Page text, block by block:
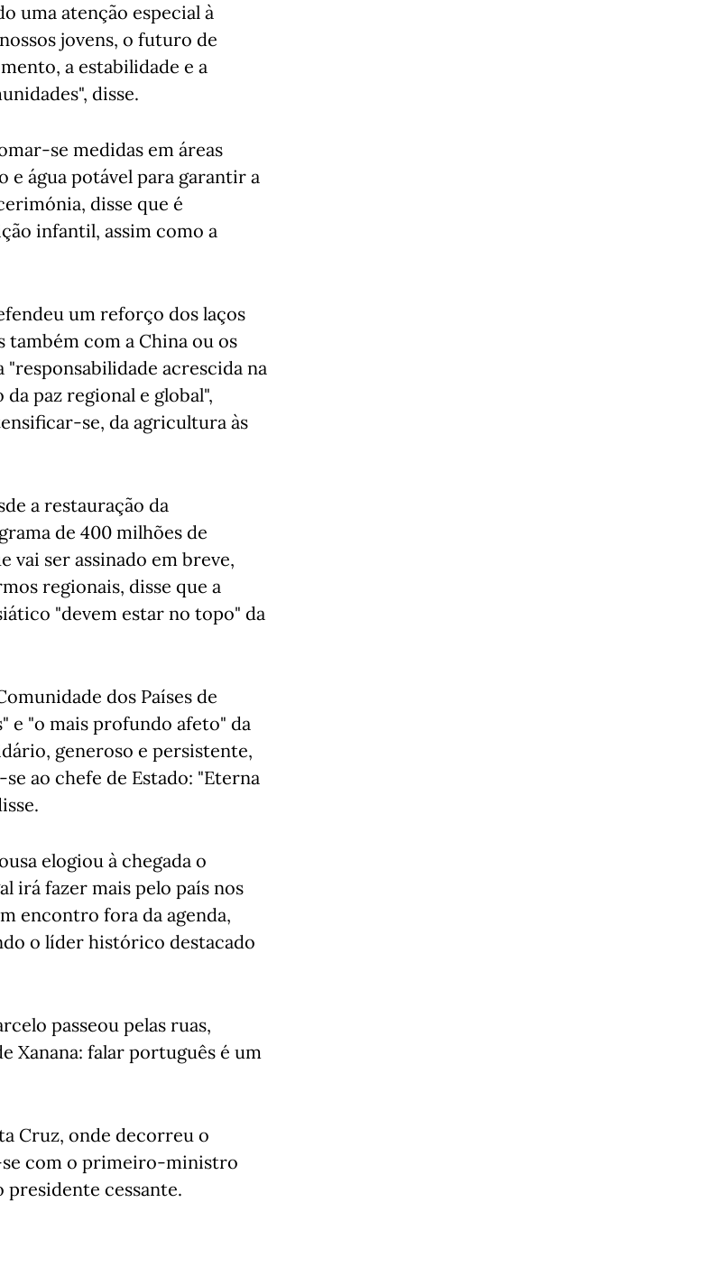
uma atenção especial à
jovens, o futuro de
a estabilidade e a
disse.
se medidas em áreas
água potável para garantir a
disse que é
infantil, assim como a
um reforço dos laços
também com a China ou os
"responsabilidade acrescida na
paz regional e global",
se, da agricultura às
a restauração da
de 400 milhões de
vai ser assinado em breve,
regionais, disse que a
"devem estar no topo" da
dos Países de
e "o mais profundo afeto" da
generoso e persistente,
ao chefe de Estado: "Eterna
elogiou à chegada o
irá fazer mais pelo país nos
encontro fora da agenda,
o líder histórico destacado
passeou pelas ruas,
Xanana: falar português é um
Cruz, onde decorreu o
se com o primeiro-ministro
presidente cessante.